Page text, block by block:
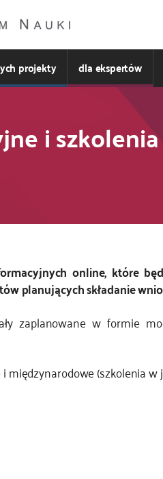
projekty dla ekspertów
i
online, które
planujących składanie
zaplanowane w formie
międzynarodowe (szkolenia